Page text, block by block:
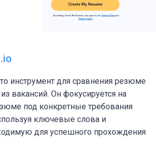
инструмент для сравнения резюме
вакансий. Он фокусируется на
под конкретные требования
ключевые слова и
для успешного прохождения